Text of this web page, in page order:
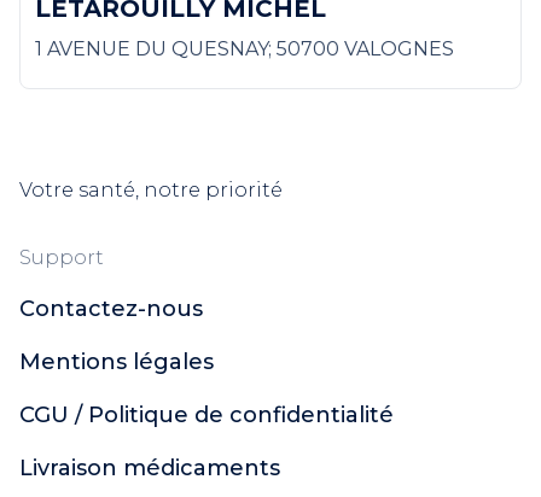
LETAROUILLY MICHEL
1 AVENUE DU QUESNAY; 50700 VALOGNES
Votre santé, notre priorité
Support
Contactez-nous
Mentions légales
CGU / Politique de confidentialité
Livraison médicaments